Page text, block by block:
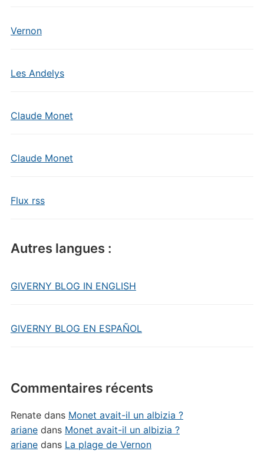
Vernon
Les Andelys
Claude Monet
Claude Monet
Flux rss
Autres langues :
GIVERNY BLOG IN ENGLISH
GIVERNY BLOG EN ESPAÑOL
Commentaires récents
Renatedans Monet avait-il un albizia ?
arianedans Monet avait-il un albizia ?
arianedans La plage de Vernon